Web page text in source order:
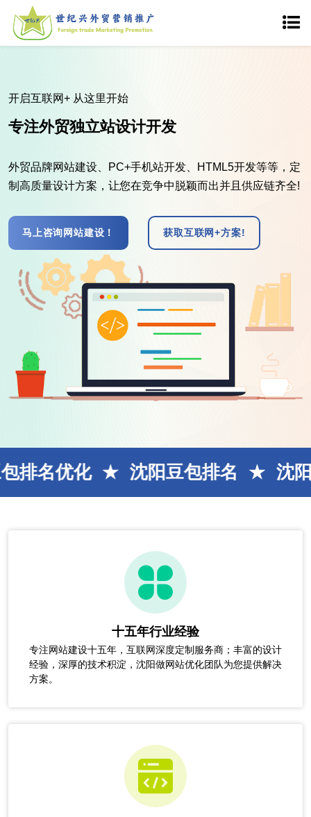
营销服务
品质至上服务为主
海归及网站工程师塑造外商青睐的网站。365天24小时服务
为客户网站 提供全天候的技术支持，满足甚至超过客户所
外贸网站案例！ 免费获取方案!
沈阳豆包排名 沈阳SEO网站
十五年行业经验
专注网站建设十五年，互联网深度定制服务商；丰富的设计
经验，深厚的技术积淀，沈阳做网站优化团队为您提供解决
方案。